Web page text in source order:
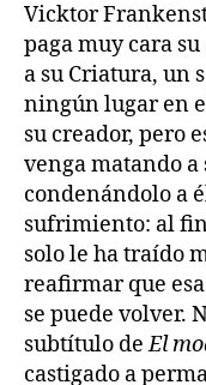
Vicktor
paga muy cara
a su Criatura, un
ningún lugar en
su creador, pero
venga matando a
condenándolo a
sufrimiento: al
solo le ha traído
reafirmar que
se puede volver.
subtítulo deEl
castigado a